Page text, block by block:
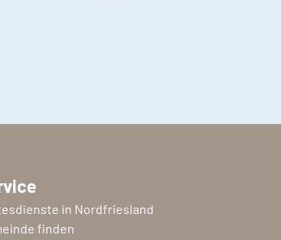
in Nordfriesland
finden